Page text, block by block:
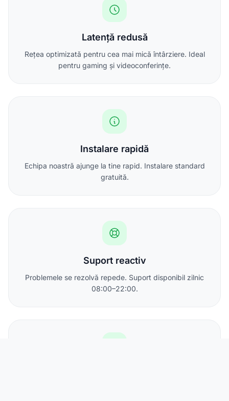
Latență redusă
Rețea optimizată pentru cea mai mică întârziere. Ideal
pentru gaming și videoconferințe.
Instalare rapidă
Echipa noastră ajunge la tine rapid. Instalare standard
gratuită.
Suport reactiv
Problemele se rezolvă repede. Suport disponibil zilnic
08:00–22:00.